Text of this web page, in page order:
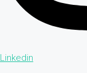
Linkedin